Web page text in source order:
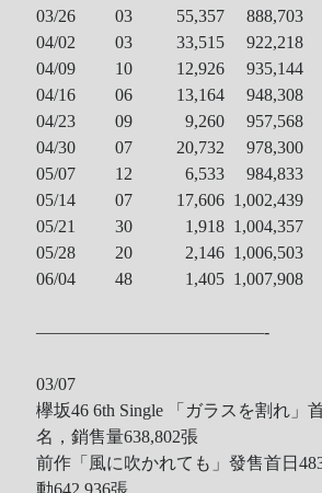
03/26 03 55,357888,703
04/02 0333,515
922,218
04/09 10 12,926
935,144
04/16 06 13,164
948,308
04/23 099,260
957,568
04/30 07 20,732 978,300
05/07 126,533 984,833
05/14 07 17,606 1,002,439
05/21 30 1,918 1,004,357
05/28 20 2,146 1,006,503
06/04 48 1,405 1,007,908
—————————————-
03/07
欅坂46 6th Single 「ガラスを割れ」
名，銷售量638,802張
前作「風に吹かれても」發售首日
動642,936張，